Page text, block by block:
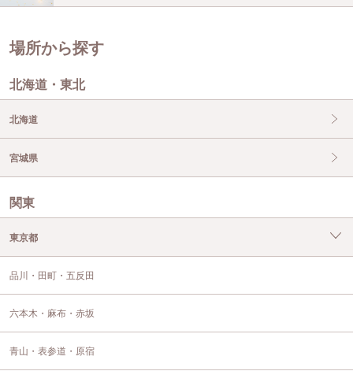
場所から探す
北海道・東北
北海道
宮城県
関東
東京都
品川・田町・五反田
六本木・麻布・赤坂
青山・表参道・原宿